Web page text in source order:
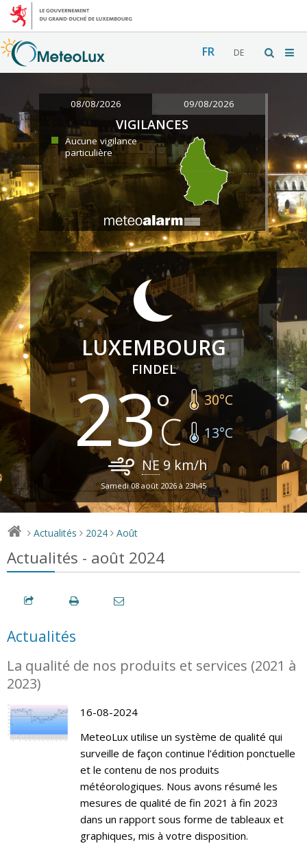
FR DE
08/08/2026 09/08/2026
VIGILANCES
Aucune vigilance
particulière
LUXEMBOURG
FINDEL
23 30°C
13°C
NE9 km/h
Samedi 08 août 2026 à 23h45
> Actualités > 2024 > Août
Actualités - août 2024
Actualités
La qualité de nos produits et services (2021 à
2023)
16-08-2024
MeteoLux utilise un système de qualité qui
surveille de façon continue l’édition ponctuelle
et le contenu de nos produits
météorologiques. Nous avons résumé les
mesures de qualité de fin 2021 à fin 2023
dans un rapport sous forme de tableaux et
graphiques, mis à votre disposition.